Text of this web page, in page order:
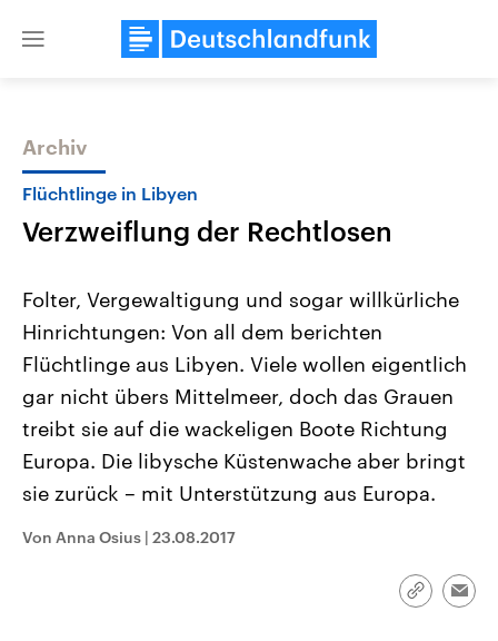
Close
Themen
Aktuelle Beiträge, Analysen und
Hintergründe
Wirtschaftlich und militärisch
gehören die Vereinigten Staaten zu
den mächtigsten Ländern der Erde,
mit großem Einfluss auf das
Nahostkonflikt
Aktuelle Lage und
Der Überfall der
Terrororganisation Hamas
Oktober 2023 auf Israel
Region wieder die
Israel möchte die Hamas
Archiv
Flüchtlinge in Libyen
Verzweiflung der Rechtlosen
Folter, Vergewaltigung und sogar willkürliche
Hinrichtungen: Von all dem berichten
Flüchtlinge aus Libyen. Viele wollen eigentlich
gar nicht übers Mittelmeer, doch das Grauen
treibt sie auf die wackeligen Boote Richtung
Europa. Die libysche Küstenwache aber bringt
sie zurück – mit Unterstützung aus Europa.
Von Anna Osius | 23.08.2017
Link